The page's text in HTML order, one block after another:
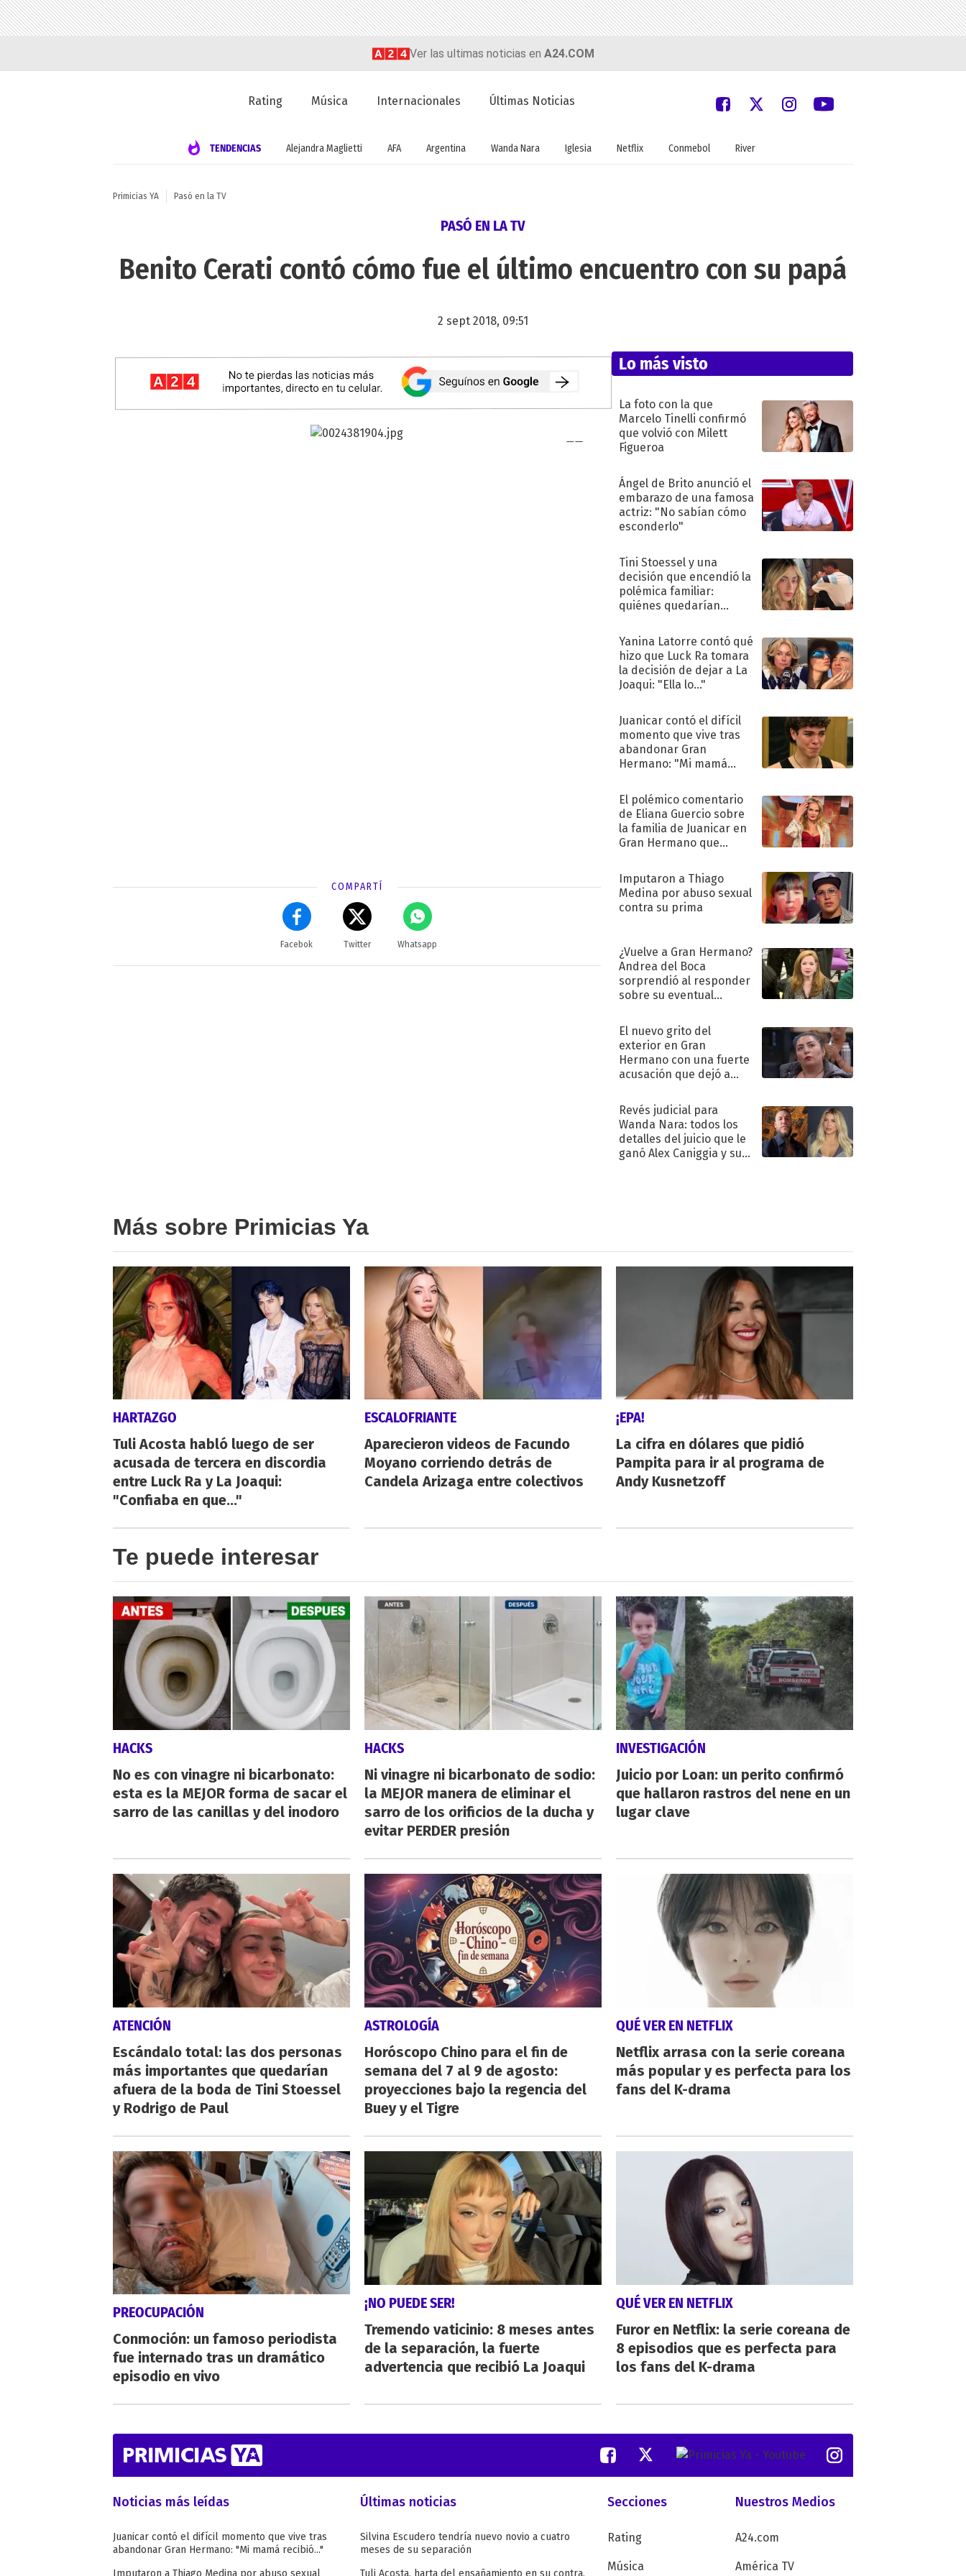
Ver las ultimas noticias en A24.COM
Rating Música Internacionales Últimas Noticias
TENDENCIAS Alejandra Maglietti AFA Argentina Wanda Nara Iglesia Netflix Conmebol River
Primicias YA Pasó en la TV
PASÓ EN LA TV
Benito Cerati contó cómo fue el último encuentro con su papá
2 sept 2018, 09:51
COMPARTÍ
Facebok Twitter Whatsapp
Lo más visto
La foto con la que
Marcelo Tinelli confirmó
que volvió con Milett
Figueroa
Ángel de Brito anunció el
embarazo de una famosa
actriz: "No sabían cómo
esconderlo"
Tini Stoessel y una
decisión que encendió la
polémica familiar:
quiénes quedarían
Yanina Latorre contó qué
hizo que Luck Ra tomara
la decisión de dejar a La
Joaqui: "Ella lo..."
Juanicar contó el difícil
momento que vive tras
abandonar Gran
Hermano: "Mi mamá
El polémico comentario
de Eliana Guercio sobre
la familia de Juanicar en
Gran Hermano que
Imputaron a Thiago
Medina por abuso sexual
contra su prima
¿Vuelve a Gran Hermano?
Andrea del Boca
sorprendió al responder
sobre su eventual
El nuevo grito del
exterior en Gran
Hermano con una fuerte
acusación que dejó a
"Traidora"
Revés judicial para
Wanda Nara: todos los
detalles del juicio que le
ganó Alex Caniggia y sus
Más sobre Primicias Ya
HARTAZGO
Tuli Acosta habló luego de ser
acusada de tercera en discordia
entre Luck Ra y La Joaqui:
"Confiaba en que..."
ESCALOFRIANTE
Aparecieron videos de Facundo
Moyano corriendo detrás de
Candela Arizaga entre colectivos
¡EPA!
La cifra en dólares que pidió
Pampita para ir al programa de
Andy Kusnetzoff
Te puede interesar
HACKS
No es con vinagre ni bicarbonato:
esta es la MEJOR forma de sacar el
sarro de las canillas y del inodoro
HACKS
Ni vinagre ni bicarbonato de sodio:
la MEJOR manera de eliminar el
sarro de los orificios de la ducha y
evitar PERDER presión
INVESTIGACIÓN
Juicio por Loan: un perito confirmó
que hallaron rastros del nene en un
lugar clave
ATENCIÓN
Escándalo total: las dos personas
más importantes que quedarían
afuera de la boda de Tini Stoessel
y Rodrigo de Paul
ASTROLOGÍA
Horóscopo Chino para el fin de
semana del 7 al 9 de agosto:
proyecciones bajo la regencia del
Buey y el Tigre
QUÉ VER EN NETFLIX
Netflix arrasa con la serie coreana
más popular y es perfecta para los
fans del K-drama
PREOCUPACIÓN
Conmoción: un famoso periodista
fue internado tras un dramático
episodio en vivo
¡NO PUEDE SER!
Tremendo vaticinio: 8 meses antes
de la separación, la fuerte
advertencia que recibió La Joaqui
QUÉ VER EN NETFLIX
Furor en Netflix: la serie coreana de
8 episodios que es perfecta para
los fans del K-drama
Noticias más leídas
Juanicar contó el difícil momento que vive tras
abandonar Gran Hermano: "Mi mamá recibió..."
Imputaron a Thiago Medina por abuso sexual
Últimas noticias
Silvina Escudero tendría nuevo novio a cuatro
meses de su separación
Tuli Acosta, harta del ensañamiento en su contra,
Secciones
Rating
Música
Nuestros Medios
A24.com
América TV